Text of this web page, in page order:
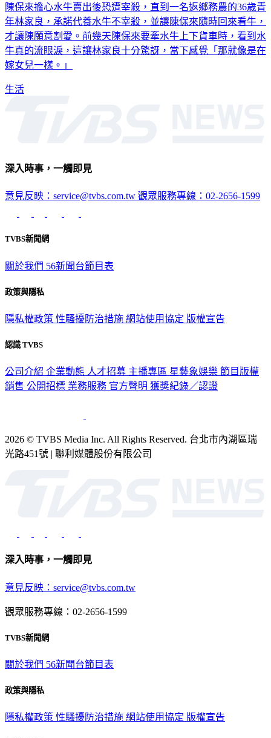
陳保來擔心水牛賣出後恐遭宰殺，直到一名返鄉務農的36歲青
年林家良，承諾代養水牛不宰殺，並讓陳保來隨時回來看牛，
才讓陳願意割愛。前幾天陳保來要牽水牛上下貨車時，看到水
牛真的流眼淚，這讓林家良十分驚訝，當下感覺「那就像是在
嫁女兒一樣。」
生活
深入時事，一觸即見
意見反映：service@tvbs.com.tw 觀眾服務專線：02-2656-1599
TVBS新聞網
關於我們 56新聞台節目表
政策與隱私
隱私權政策 性騷擾防治措施 網站使用協定 版權宣告
認識 TVBS
公司介紹 企業動態 人才招募 主播專區 星藝象娛樂 節目版權
銷售 公開招標 業務服務 官方聲明 獲獎紀錄／認證
2026 © TVBS Media Inc. All Rights Reserved. 台北市內湖區瑞
光路451號 | 聯利媒體股份有限公司
深入時事，一觸即見
意見反映：service@tvbs.com.tw
觀眾服務專線：02-2656-1599
TVBS新聞網
關於我們 56新聞台節目表
政策與隱私
隱私權政策 性騷擾防治措施 網站使用協定 版權宣告